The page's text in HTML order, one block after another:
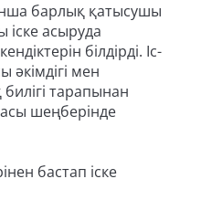
барлық қатысушы
асыруда
білдірді. Іс-
мен
тарапынан
шеңберінде
бастап іске